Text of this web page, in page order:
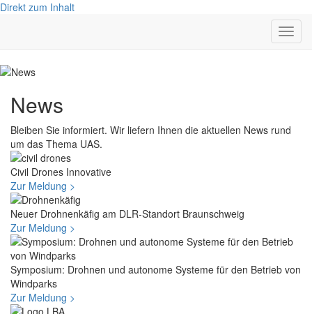
Direkt zum Inhalt
News
Bleiben Sie informiert. Wir liefern Ihnen die aktuellen News rund
um das Thema UAS.
Civil Drones Innovative
Zur Meldung >
Neuer Drohnenkäfig am DLR-Standort Braunschweig
Zur Meldung >
Symposium: Drohnen und autonome Systeme für den Betrieb von
Windparks
Zur Meldung >